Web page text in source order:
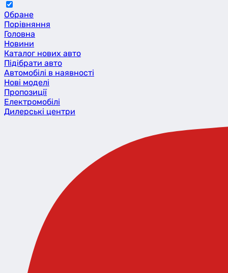
Обране
Порівняння
Головна
Новини
Каталог нових авто
Підібрати авто
Автомобілі в наявності
Нові моделі
Пропозиції
Eлектромобілі
Дилерські центри